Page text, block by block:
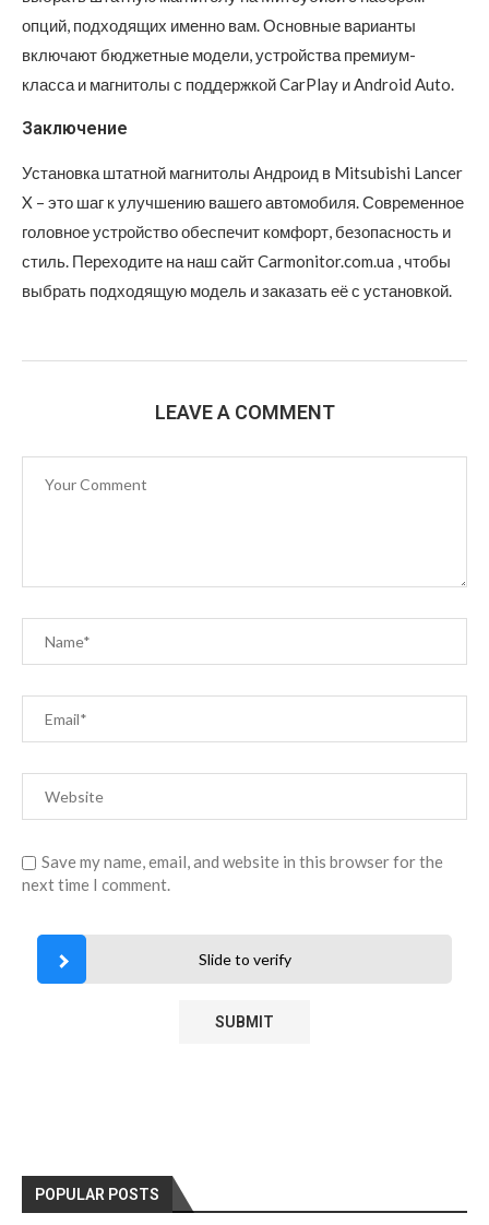
опций, подходящих именно вам. Основные варианты
включают бюджетные модели, устройства премиум-
класса и магнитолы с поддержкой CarPlay и Android Auto.
Заключение
Установка штатной магнитолы Андроид в Mitsubishi Lancer
X – это шаг к улучшению вашего автомобиля. Современное
головное устройство обеспечит комфорт, безопасность и
стиль. Переходите на наш сайт Carmonitor.com.ua , чтобы
выбрать подходящую модель и заказать её с установкой.
LEAVE A COMMENT
Save my name, email, and website in this browser for the
next time I comment.
Slide to verify
POPULAR POSTS